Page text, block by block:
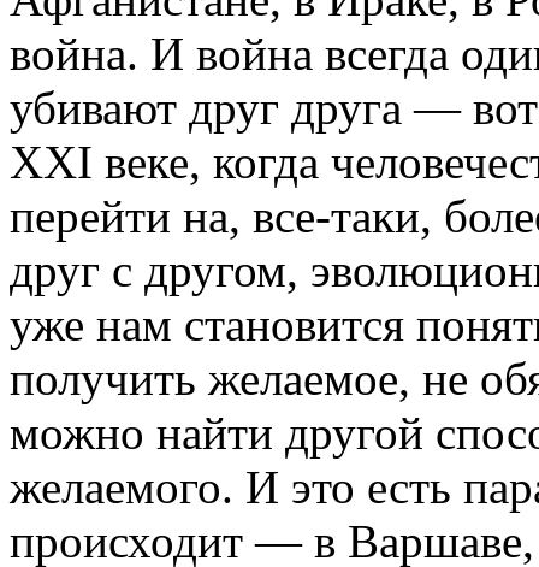
война. И война всегда
убивают друг друга —
XXI веке, когда
перейти на, все-таки,
друг с другом,
уже нам становится
получить желаемое, не
можно найти другой
желаемого. И это есть
происходит — в